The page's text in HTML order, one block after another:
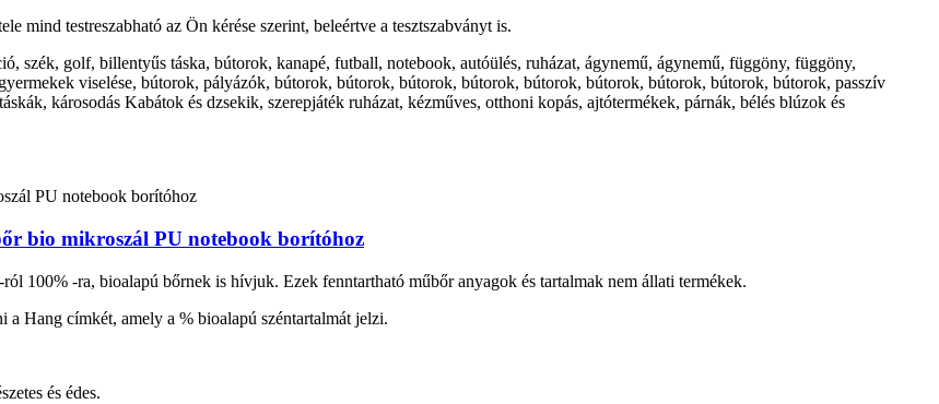
mind testreszabható az Ön kérése szerint, beleértve a tesztszabványt is.
szék, golf, billentyűs táska, bútorok, kanapé, futball, notebook, autóülés, ruházat, ágynemű, ágynemű, függöny, függöny,
viselése, bútorok, pályázók, bútorok, bútorok, bútorok, bútorok, bútorok, bútorok, bútorok, bútorok, bútorok, passzív
károsodás Kabátok és dzsekik, szerepjáték ruházat, kézműves, otthoni kopás, ajtótermékek, párnák, bélés blúzok és
bio mikroszál PU notebook borítóhoz
100% -ra, bioalapú bőrnek is hívjuk. Ezek fenntartható műbőr anyagok és tartalmak nem állati termékek.
Hang címkét, amely a % bioalapú széntartalmát jelzi.
és édes.